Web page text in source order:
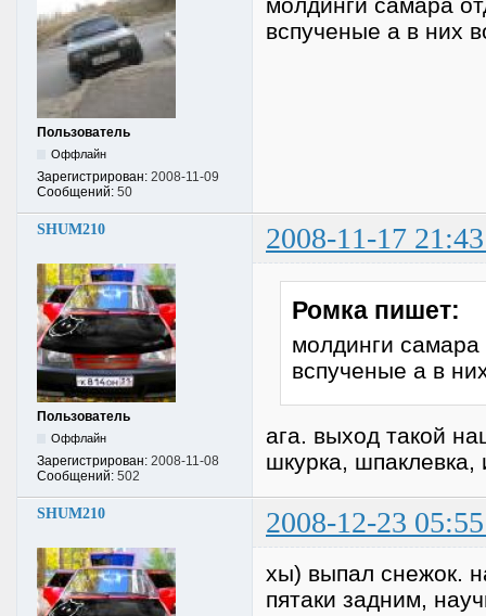
Пользователь
Оффлайн
Зарегистрирован: 2008-11-09
Сообщений: 50
молдинги самара
вспученые а в них
SHUM210 2008-11-17
Пользователь
Оффлайн
Зарегистрирован: 2008-11-08
Сообщений: 502
Ромка пишет:
молдинги самара
вспученые а в
ага. выход такой
шкурка, шпаклевка,
SHUM210 2008-12-23
хы) выпал снежок.
пятаки задним,